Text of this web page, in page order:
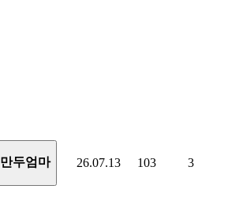
만두엄마 26.07.13 103 3